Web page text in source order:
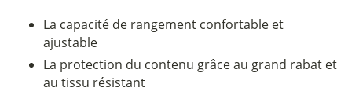
La capacité de rangement confortable et
ajustable
La protection du contenu grâce au grand rabat et
au tissu résistant